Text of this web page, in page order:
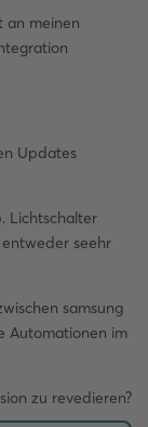
an meinen
Updates
Lichtschalter
seehr
samsung
Automationen im
zu revedieren?